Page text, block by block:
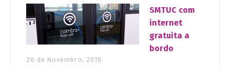
SMTUC com
internet
gratuita a
bordo
28 de Novembro, 2018